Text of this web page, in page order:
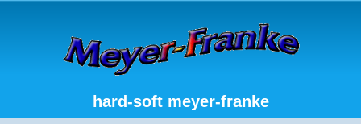
hard-soft meyer-franke